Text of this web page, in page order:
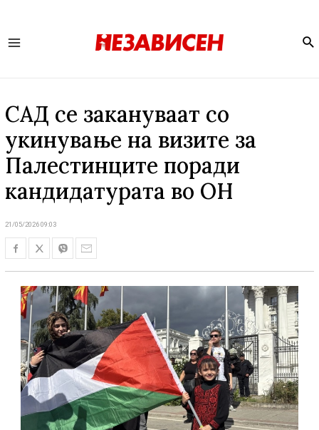
САД се закануваат со
укинување на визите за
Палестинците поради
кандидатурата во ОН
21/05/2026 09:03